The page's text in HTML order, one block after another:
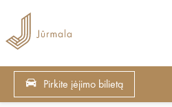
Pirkite įėjimo bilietą